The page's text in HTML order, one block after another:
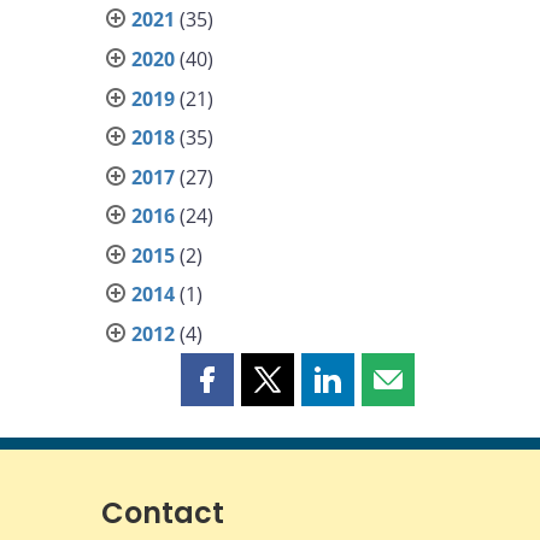
2021 (35)
2020(40)
2019(21)
2018(35)
2017(27)
2016(24)
2015(2)
2014(1)
2012(4)
Partager
page
Facebook
Partager
page
Partager
page
Partager
page
Contact